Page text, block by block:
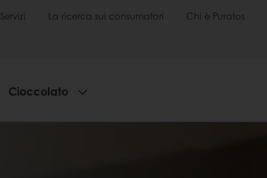
Servizi La ricerca sui consumatori Chi è Puratos
Cioccolato